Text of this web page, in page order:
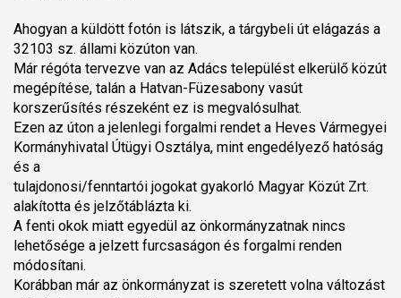
Ahogyan a küldött fotón is látszik, a tárgybeli út elágazás a
32103 sz. állami közúton van.
Már régóta tervezve van az Adács települést elkerülő közút
megépítése, talán a Hatvan-Füzesabony vasút
korszerűsítés részeként ez is megvalósulhat.
Ezen az úton a jelenlegi forgalmi rendet a Heves Vármegyei
Kormányhivatal Útügyi Osztálya, mint engedélyező hatóság
és a
tulajdonosi/fenntartói jogokat gyakorló Magyar Közút Zrt.
alakította és jelzőtáblázta ki.
A fenti okok miatt egyedül az önkormányzatnak nincs
lehetősége a jelzett furcsaságon és forgalmi renden
módosítani.
Korábban már az önkormányzat is szeretett volna változást